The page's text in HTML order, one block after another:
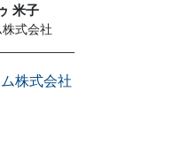
米子
式会社
株式会社